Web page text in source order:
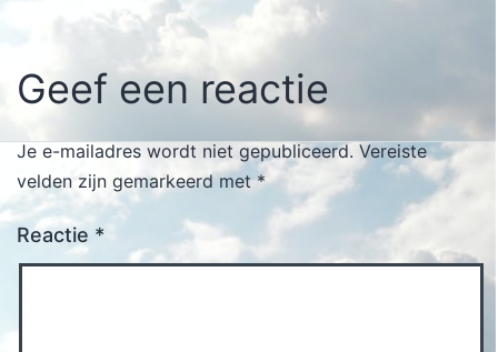
Geef een reactie
Je e-mailadres wordt niet gepubliceerd. Vereiste
velden zijn gemarkeerd met*
Reactie *